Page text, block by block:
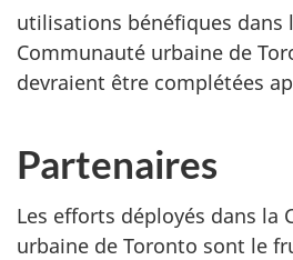
utilisations bénéfiques dans
Communauté urbaine de
devraient être complétées
Partenaires
Les efforts déployés dans la
urbaine de Toronto sont le